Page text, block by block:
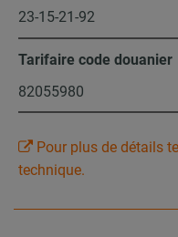
23-15-21-92
Tarifaire code douanier
82055980
Pour plus de détails
technique.